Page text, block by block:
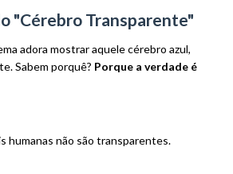
"Cérebro Transparente"
adora mostrar aquele cérebro azul,
Sabem porquê? Porque a verdade é
humanas não são transparentes.